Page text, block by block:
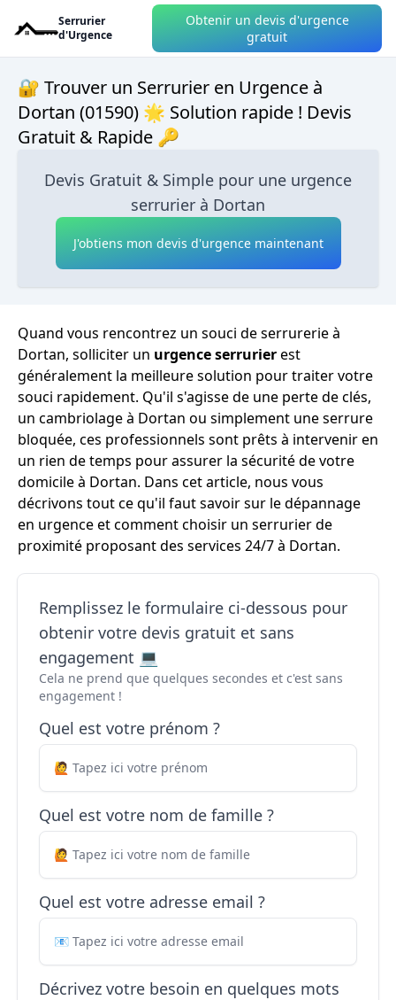
Serrurier
d'Urgence
Obtenir un devis d'urgence
gratuit
🔐 Trouver un Serrurier en Urgence à
Dortan (01590) 🌟 Solution rapide ! Devis
Gratuit & Rapide 🔑
Devis Gratuit & Simple pour une urgence
serrurier à Dortan
J'obtiens mon devis d'urgence maintenant
Quand vous rencontrez un souci de serrurerie à
Dortan, solliciter un urgence serrurierest
généralement la meilleure solution pour traiter votre
souci rapidement. Qu'il s'agisse de une perte de clés,
un cambriolage à Dortan ou simplement une serrure
bloquée, ces professionnels sont prêts à intervenir en
un rien de temps pour assurer la sécurité de votre
domicile à Dortan. Dans cet article, nous vous
décrivons tout ce qu'il faut savoir sur le dépannage
en urgence et comment choisir un serrurier de
proximité proposant des services 24/7 à Dortan.
Remplissez le formulaire ci-dessous pour
obtenir votre devis gratuit et sans
engagement 💻
Cela ne prend que quelques secondes et c'est sans
engagement !
Quel est votre prénom ?
Quel est votre nom de famille ?
Quel est votre adresse email ?
Décrivez votre besoin en quelques mots